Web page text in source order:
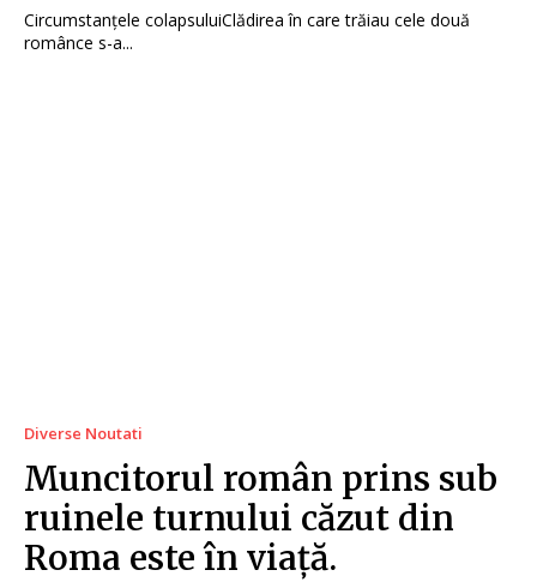
Circumstanțele colapsuluiClădirea în care trăiau cele două
românce s-a...
Diverse Noutati
Muncitorul român prins sub
ruinele turnului căzut din
Roma este în viață.